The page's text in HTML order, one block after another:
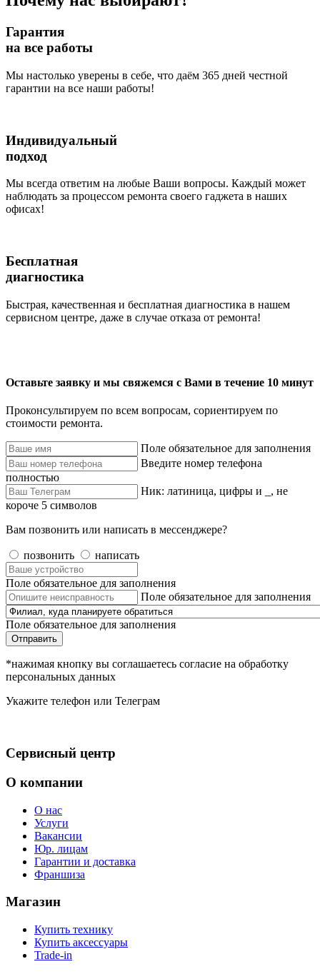
Гарантия
на все работы
Мы настолько уверены в себе, что даём 365 дней честной
гарантии на все наши работы!
Индивидуальный
подход
Мы всегда ответим на любые Ваши вопросы. Каждый может
наблюдать за процессом ремонта своего гаджета в наших
офисах!
Бесплатная
диагностика
Быстрая, качественная и бесплатная диагностика в нашем
сервисном центре, даже в случае отказа от ремонта!
Оставьте заявку и мы свяжемся с Вами в течение 10 минут
Проконсультируем по всем вопросам, сориентируем по
стоимости ремонта.
Поле обязательное для заполнения
Введите номер телефона
полностью
Ник: латиница, цифры и _, не
короче 5 символов
Вам позвонить или написать в мессенджере?
позвонить написать
Поле обязательное для заполнения
Поле обязательное для заполнения
Поле обязательное для заполнения
Отправить
*нажимая кнопку вы соглашаетесь согласие на обработку
персональных данных
Укажите телефон или Телеграм
Сервисный центр
О компании
О нас
Услуги
Вакансии
Юр. лицам
Гарантии и доставка
Франшиза
Магазин
Купить технику
Купить аксессуары
Trade-in